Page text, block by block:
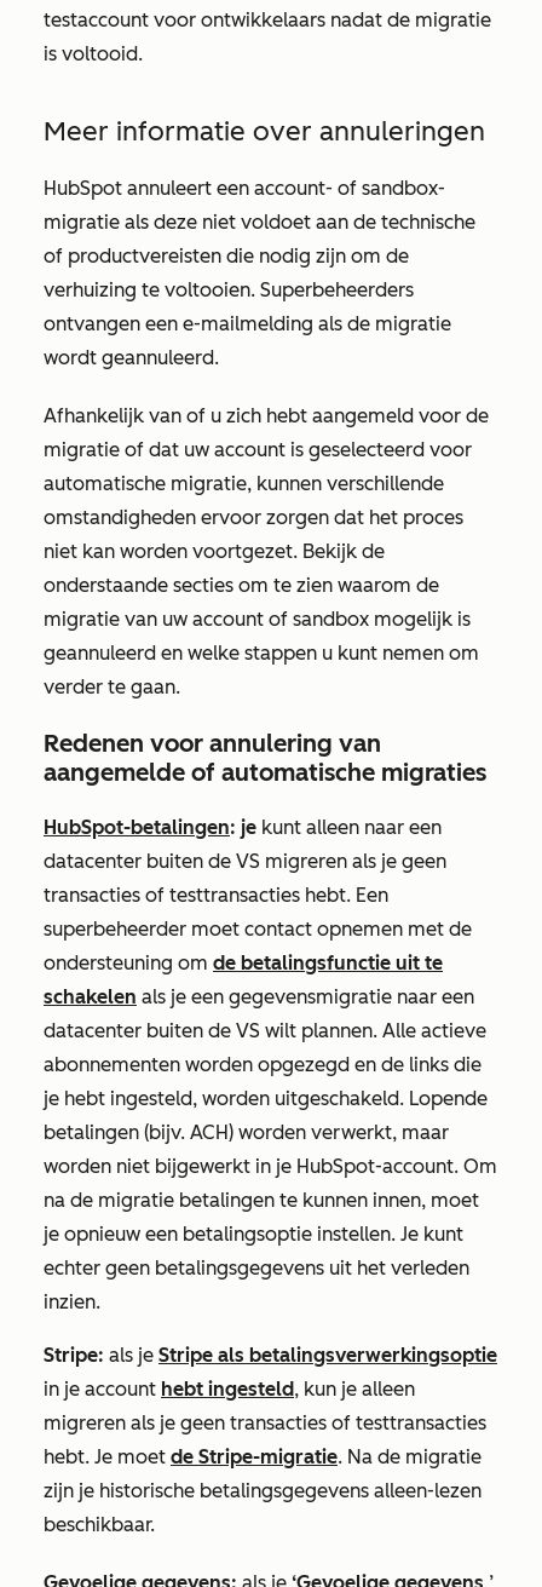
testaccount voor ontwikkelaars nadat de migratie
is voltooid.
Meer informatie over annuleringen
HubSpot annuleert een account- of sandbox-
migratie als deze niet voldoet aan de technische
of productvereisten die nodig zijn om de
verhuizing te voltooien. Superbeheerders
ontvangen een e-mailmelding als de migratie
wordt geannuleerd.
Afhankelijk van of u zich hebt aangemeld voor de
migratie of dat uw account is geselecteerd voor
automatische migratie, kunnen verschillende
omstandigheden ervoor zorgen dat het proces
niet kan worden voortgezet. Bekijk de
onderstaande secties om te zien waarom de
migratie van uw account of sandbox mogelijk is
geannuleerd en welke stappen u kunt nemen om
verder te gaan.
Redenen voor annulering van
aangemelde of automatische migraties
HubSpot-betalingen: je kunt alleen naar een
datacenter buiten de VS migreren als je geen
transacties of testtransacties hebt. Een
superbeheerder moet contact opnemen met de
ondersteuning om de betalingsfunctie uit te
schakelen als je een gegevensmigratie naar een
datacenter buiten de VS wilt plannen. Alle actieve
abonnementen worden opgezegd en de links die
je hebt ingesteld, worden uitgeschakeld. Lopende
betalingen (bijv. ACH) worden verwerkt, maar
worden niet bijgewerkt in je HubSpot-account. Om
na de migratie betalingen te kunnen innen, moet
je opnieuw een betalingsoptie instellen. Je kunt
echter geen betalingsgegevens uit het verleden
inzien.
Stripe: als je Stripe als betalingsverwerkingsoptie
in je account hebt ingesteld, kun je alleen
migreren als je geen transacties of testtransacties
hebt. Je moet de Stripe-migratie. Na de migratie
zijn je historische betalingsgegevens alleen-lezen
beschikbaar.
Gevoelige gegevens: als je ‘Gevoelige gegevens ’